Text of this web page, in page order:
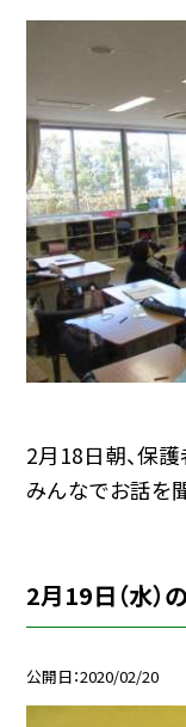
2月18日朝、保護
みんなでお話を
2月19日（水）
公開日 2020/02/20